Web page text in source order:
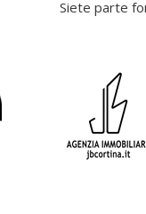
Siete parte